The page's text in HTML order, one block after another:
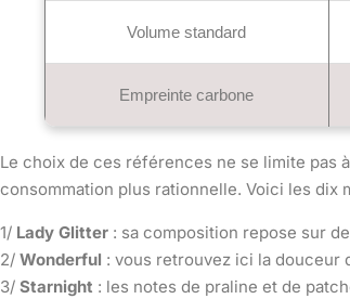
Volume standard
Empreinte carbone
Le choix de ces références ne se limite pas
consommation plus rationnelle. Voici les dix
1/ Lady Glitter : sa composition repose sur
2/ Wonderful : vous retrouvez ici la douceur
3/ Starnight : les notes de praline et de